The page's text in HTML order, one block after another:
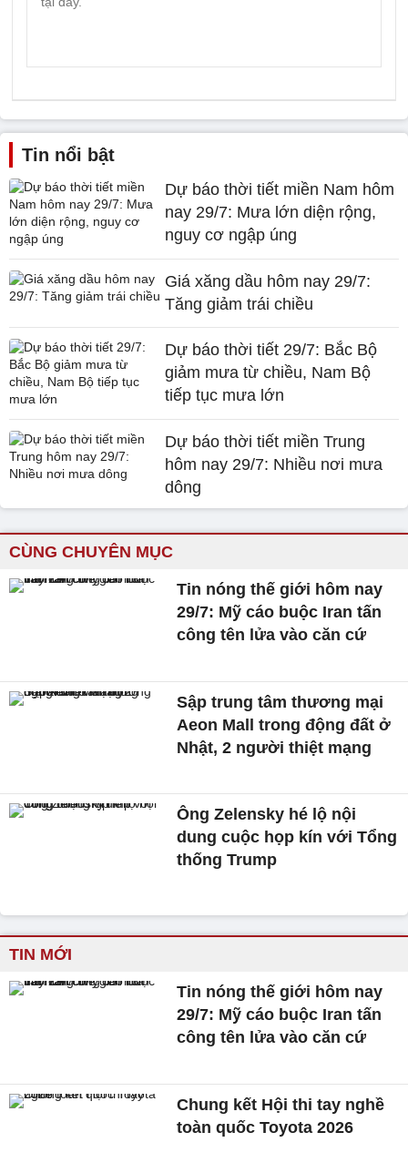
Tin nổi bật
Dự báo thời tiết miền Nam hôm
nay 29/7: Mưa lớn diện rộng,
nguy cơ ngập úng
Giá xăng dầu hôm nay 29/7:
Tăng giảm trái chiều
Dự báo thời tiết 29/7: Bắc Bộ
giảm mưa từ chiều, Nam Bộ
tiếp tục mưa lớn
Dự báo thời tiết miền Trung
hôm nay 29/7: Nhiều nơi mưa
dông
CÙNG CHUYÊN MỤC
Tin nóng thế giới hôm nay
29/7: Mỹ cáo buộc Iran tấn
công tên lửa vào căn cứ
Sập trung tâm thương mại
Aeon Mall trong động đất ở
Nhật, 2 người thiệt mạng
Ông Zelensky hé lộ nội
dung cuộc họp kín với Tổng
thống Trump
TIN MỚI
Tin nóng thế giới hôm nay
29/7: Mỹ cáo buộc Iran tấn
công tên lửa vào căn cứ
Chung kết Hội thi tay nghề
toàn quốc Toyota 2026